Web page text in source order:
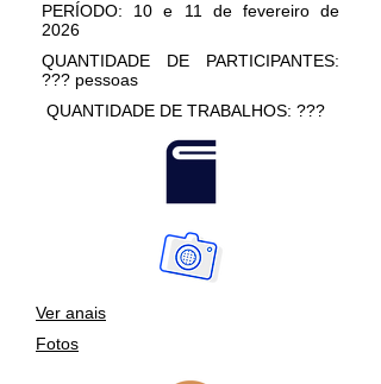
PERÍODO: 10 e 11 de fevereiro de
2026
QUANTIDADE DE PARTICIPANTES:
??? pessoas
QUANTIDADE DE TRABALHOS: ???
Ver anais
Fotos